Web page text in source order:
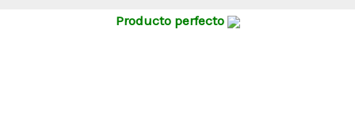
Producto perfecto